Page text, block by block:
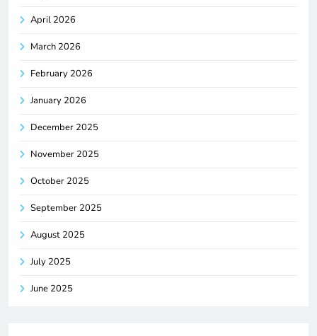
April 2026
March 2026
February 2026
January 2026
December 2025
November 2025
October 2025
September 2025
August 2025
July 2025
June 2025